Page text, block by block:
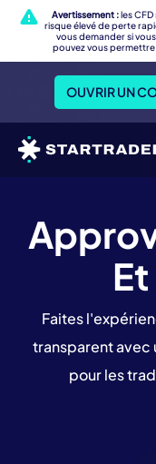
Avertissement :les
risque élevé de perte
vous demander si
pouvez vous
OUVRIR UN
Faites
transparent avec
pour les